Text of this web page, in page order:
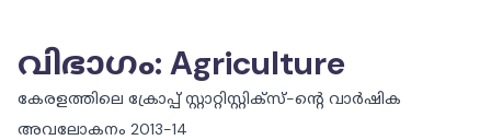
വിഭാഗം: Agriculture
കേരളത്തിലെ ക്രോപ്പ് സ്റ്റാറ്റിസ്റ്റിക്‌സ്-ന്റെ വാർഷിക
അവലോകനം 2013-14